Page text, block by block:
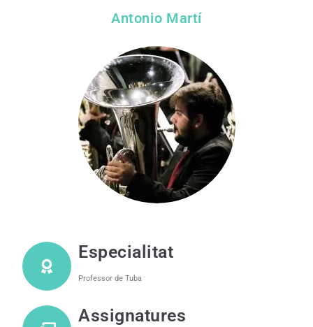
Antonio Martí
Especialitat
Professor de Tuba
Assignatures